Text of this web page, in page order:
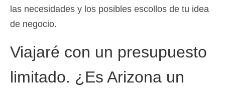
las necesidades y los posibles escollos de tu idea
de negocio.
Viajaré con un presupuesto
limitado. ¿Es Arizona un